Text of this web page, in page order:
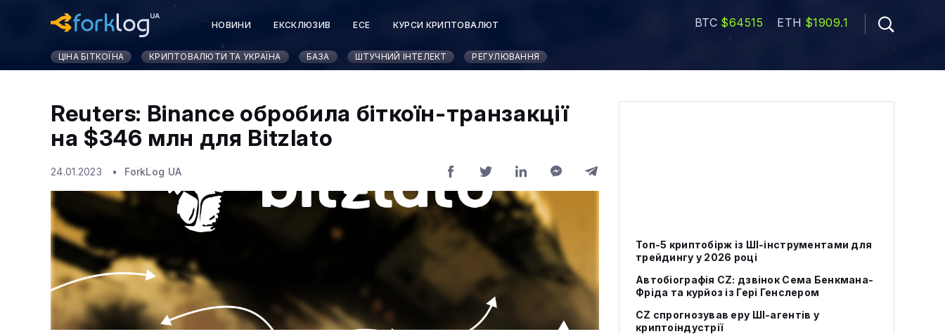
НОВИНИ ЕКСКЛЮЗИВ ЕСЕ КУРСИ КРИПТОВАЛЮТ BTC $64515 ETH $1909.1
ЦІНА БІТКОЇНА КРИПТОВАЛЮТИ ТА УКРАЇНА БАЗА ШТУЧНИЙ ІНТЕЛЕКТ РЕГУЛЮВАННЯ
Топ-5 криптобірж із ШІ-інструментами для
трейдингу у 2026 році
Автобіографія CZ: дзвінок Сема Бенкмана-
Фріда та курйоз із Гері Генслером
CZ спрогнозував еру ШІ-агентів у
криптоіндустрії
Reuters: Binance обробила біткоїн-транзакції
на $346 млн для Bitzlato
24.01.2023 ForkLog UA